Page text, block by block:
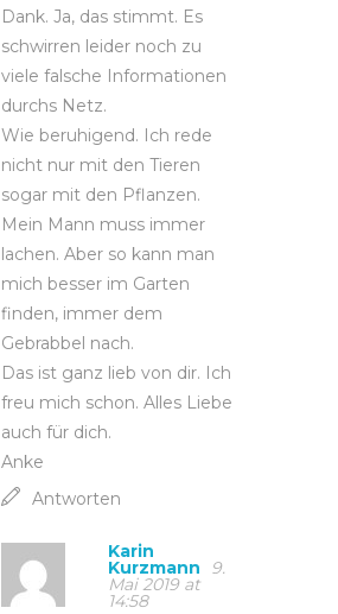
Dank. Ja, das stimmt. Es
schwirren leider noch zu
viele falsche Informationen
durchs Netz.
Wie beruhigend. Ich rede
nicht nur mit den Tieren
sogar mit den Pflanzen.
Mein Mann muss immer
lachen. Aber so kann man
mich besser im Garten
finden, immer dem
Gebrabbel nach.
Das ist ganz lieb von dir. Ich
freu mich schon. Alles Liebe
auch für dich.
Anke
Antworten
Karin
Kurzmann 9.
Mai 2019 at
14:58